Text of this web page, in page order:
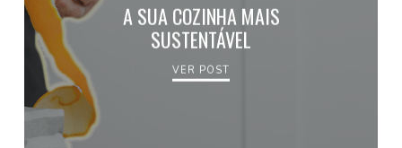
A SUA COZINHA MAIS
SUSTENTÁVEL
VER POST